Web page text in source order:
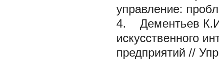
управление:
4. Дементьев
искусственного
предприятий //